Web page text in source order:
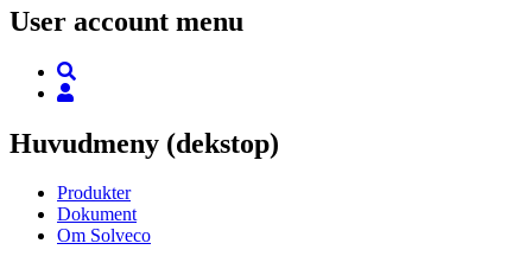
User account menu
Huvudmeny (dekstop)
Produkter
Dokument
Om Solveco